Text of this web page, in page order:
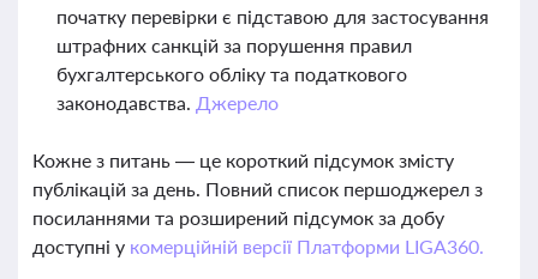
початку перевірки є підставою для застосування
штрафних санкцій за порушення правил
бухгалтерського обліку та податкового
законодавства. Джерело
Кожне з питань — це короткий підсумок змісту
публікацій за день. Повний список першоджерел з
посиланнями та розширений підсумок за добу
доступні у комерційній версії Платформи LIGA360.